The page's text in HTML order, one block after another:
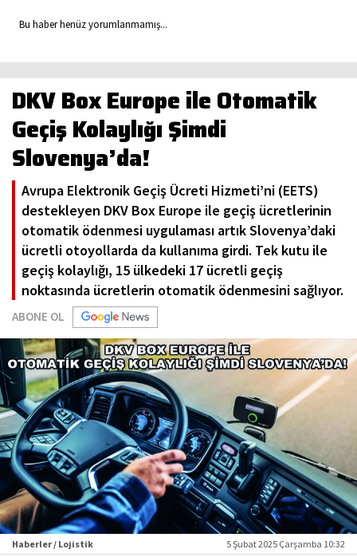
Bu haber henüz yorumlanmamış...
DKV Box Europe ile Otomatik
Geçiş Kolaylığı Şimdi
Slovenya’da!
Avrupa Elektronik Geçiş Ücreti Hizmeti’ni (EETS)
destekleyen DKV Box Europe ile geçiş ücretlerinin
otomatik ödenmesi uygulaması artık Slovenya’daki
ücretli otoyollarda da kullanıma girdi. Tek kutu ile
geçiş kolaylığı, 15 ülkedeki 17 ücretli geçiş
noktasında ücretlerin otomatik ödenmesini sağlıyor.
ABONE OL
Haberler / Lojistik 5 Şubat 2025 Çarşamba 10:32